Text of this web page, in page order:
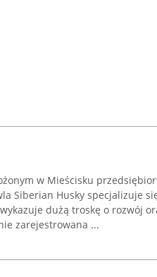
w Mieścisku
Siberian Husky specjalizuje
dużą troskę o rozwój
zarejestrowana ...